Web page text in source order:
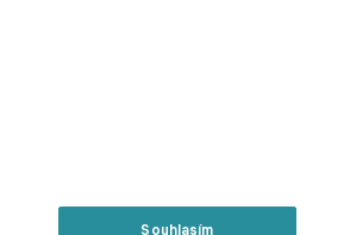
Souhlasím